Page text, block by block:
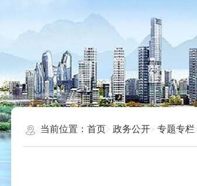
当前位置：首页 政务公开 专题专栏